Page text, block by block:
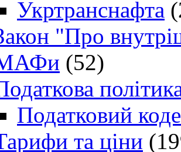
Укртранснафта
"Про
(52)
Податковий
та ціни